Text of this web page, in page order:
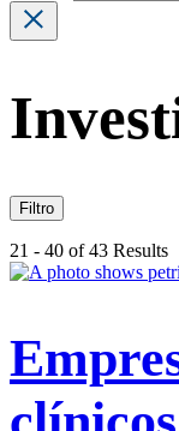
Filtro
21 - 40 of 43 Results